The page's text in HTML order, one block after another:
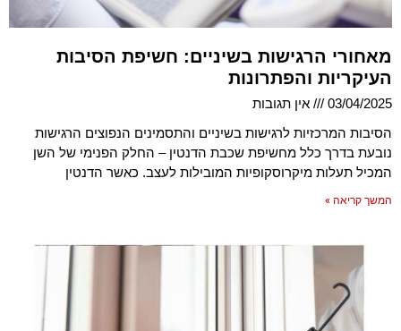
מאחורי הרגישות בשיניים: חשיפת הסיבות
העיקריות והפתרונות
03/04/2025
אין תגובות
הסיבות המרכזיות לרגישות בשיניים והתסמינים הנפוצים הרגישות
נובעת בדרך כלל מחשיפת שכבת הדנטין – החלק הפנימי של השן
המכיל תעלות מיקרוסקופיות המובילות לעצב. כאשר הדנטין
המשך קריאה »